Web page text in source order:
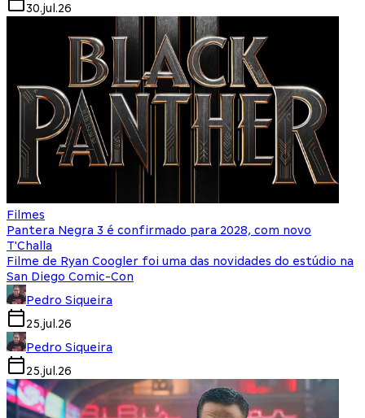
30.jul.26
Filmes
Pantera Negra 3 é confirmado para 2028, com novo
T'Challa
Filme de Ryan Coogler foi uma das novidades do estúdio na
San Diego Comic-Con
Pedro Siqueira
25.jul.26
Pedro Siqueira
25.jul.26